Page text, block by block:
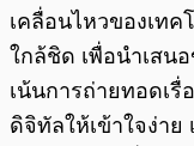
เคลื่อนไหวของเทค
ใกล้ชิด เพื่อนำเสน
เน้นการถ่ายทอดเ
ดิจิทัลให้เข้าใจง่าย